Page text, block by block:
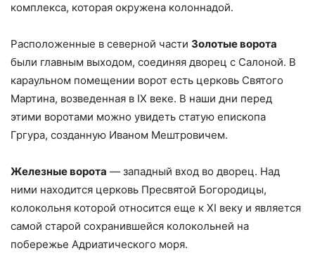
комплекса, которая окружена колоннадой.
Расположенные в северной части Золотые ворота
были главным выходом, соединяя дворец с Салоной. В
караульном помещении ворот есть церковь Святого
Мартина, возведенная в IX веке. В наши дни перед
этими воротами можно увидеть статую епископа
Гргура, созданную Иваном Мештровичем.
Железные ворота — западный вход во дворец. Над
ними находится церковь Пресвятой Богородицы,
колокольня которой относится еще к XI веку и является
самой старой сохранившейся колокольней на
побережье Адриатического моря.